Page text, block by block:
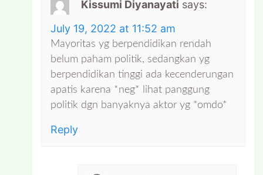
Kissumi Diyanayati says:
July 19, 2022 at 11:52 am
Mayoritas yg berpendidikan rendah
belum paham politik, sedangkan yg
berpendidikan tinggi ada kecenderungan
apatis karena *neg* lihat panggung
politik dgn banyaknya aktor yg *omdo*
Reply